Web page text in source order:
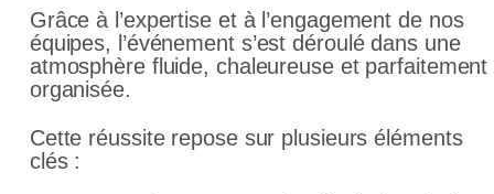
Grâce à l’expertise et à l’engagement de nos
équipes, l’événement s’est déroulé dans une
atmosphère fluide, chaleureuse et parfaitement
organisée.
Cette réussite repose sur plusieurs éléments
clés :